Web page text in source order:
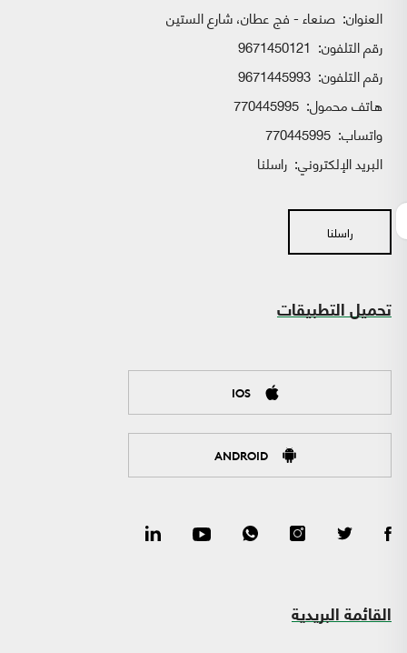
العنوان: صنعاء - فج عطان، شارع الستين
رقم التلفون: 9671450121
رقم التلفون: 9671445993
هاتف محمول: 770445995
واتساب:
البريد الإلكتروني: راسلنا
راسلنا
تحميل التطبيقات
IOS
ANDROID
القائمة البريدية